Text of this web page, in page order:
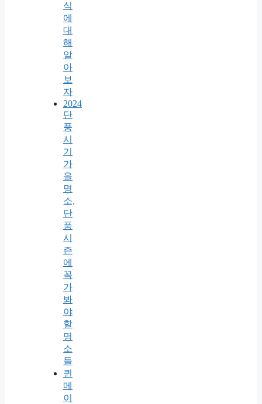
식
에
대
해
알
아
보
자
2024
단
풍
시
기
가
을
명
소,
단
풍
시
즌
에
꼭
가
봐
야
할
명
소
들
퀸
메
이